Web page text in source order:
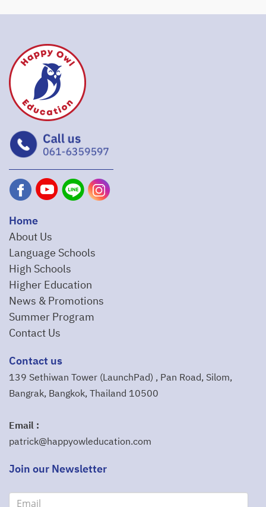
Home
About Us
Language Schools
High Schools
Higher Education
News & Promotions
Summer Program
Contact Us
Contact us
139 Sethiwan Tower (LaunchPad) , Pan Road, Silom,
Bangrak, Bangkok, Thailand 10500
Email :
patrick@happyowleducation.com
Join our Newsletter